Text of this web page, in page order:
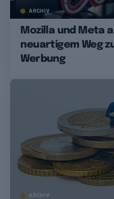
ARCHIV
Mozilla und Meta
neuartigem Weg
Werbung
ARCHIV